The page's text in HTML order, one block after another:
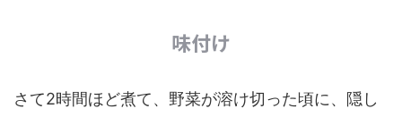
味付け
さて2時間ほど煮て、野菜が溶け切った頃に、隠し